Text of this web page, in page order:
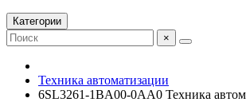
Категории
×
Техника автоматизации
6SL3261-1BA00-0AA0 Техника